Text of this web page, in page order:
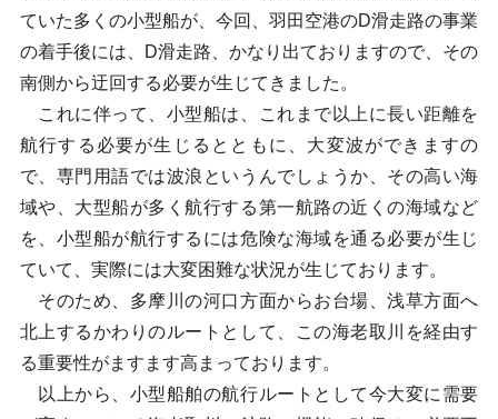
ていた多くの小型船が、今回、羽田空港のD滑走路の事業
の着手後には、D滑走路、かなり出ておりますので、その
南側から迂回する必要が生じてきました。
これに伴って、小型船は、これまで以上に長い距離を
航行する必要が生じるとともに、大変波ができますの
で、専門用語では波浪というんでしょうか、その高い海
域や、大型船が多く航行する第一航路の近くの海域など
を、小型船が航行するには危険な海域を通る必要が生じ
ていて、実際には大変困難な状況が生じております。
そのため、多摩川の河口方面からお台場、浅草方面へ
北上するかわりのルートとして、この海老取川を経由す
る重要性がますます高まっております。
以上から、小型船舶の航行ルートとして今大変に需要